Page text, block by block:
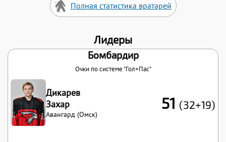
Полная статистика вратарей
Лидеры
Бомбардир
Очки по системе "Гол+Пас"
Дикарев
Захар
Авангард (Омск)
51 (32+19)